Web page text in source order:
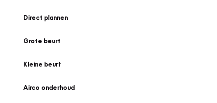
Direct plannen
Grote beurt
Kleine beurt
Airco onderhoud